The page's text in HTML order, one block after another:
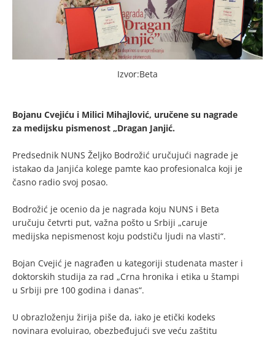
Izvor:Beta
Bojanu Cvejiću i Milici Mihajlović, uručene su nagrade
za medijsku pismenost „Dragan Janjić.
Predsednik NUNS Željko Bodrožić uručujući nagrade je
istakao da Janjića kolege pamte kao profesionalca koji je
časno radio svoj posao.
Bodrožić je ocenio da je nagrada koju NUNS i Beta
uručuju četvrti put, važna pošto u Srbiji „caruje
medijska nepismenost koju podstiču ljudi na vlasti“.
Bojan Cvejić je nagrađen u kategoriji studenata master i
doktorskih studija za rad „Crna hronika i etika u štampi
u Srbiji pre 100 godina i danas“.
U obrazloženju žirija piše da, iako je etički kodeks
novinara evoluirao, obezbeđujući sve veću zaštitu